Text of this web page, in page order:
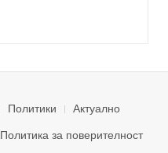
Политики
Актуално
Политика за поверителност